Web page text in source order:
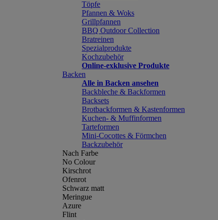
Töpfe
Pfannen & Woks
Grillpfannen
BBQ Outdoor Collection
Bratreinen
Spezialprodukte
Kochzubehör
Online-exklusive Produkte
Backen
Alle in Backen ansehen
Backbleche & Backformen
Backsets
Brotbackformen & Kastenformen
Kuchen- & Muffinformen
Tarteformen
Mini-Cocottes & Förmchen
Backzubehör
Nach Farbe
No Colour
Kirschrot
Ofenrot
Schwarz matt
Meringue
Azure
Flint